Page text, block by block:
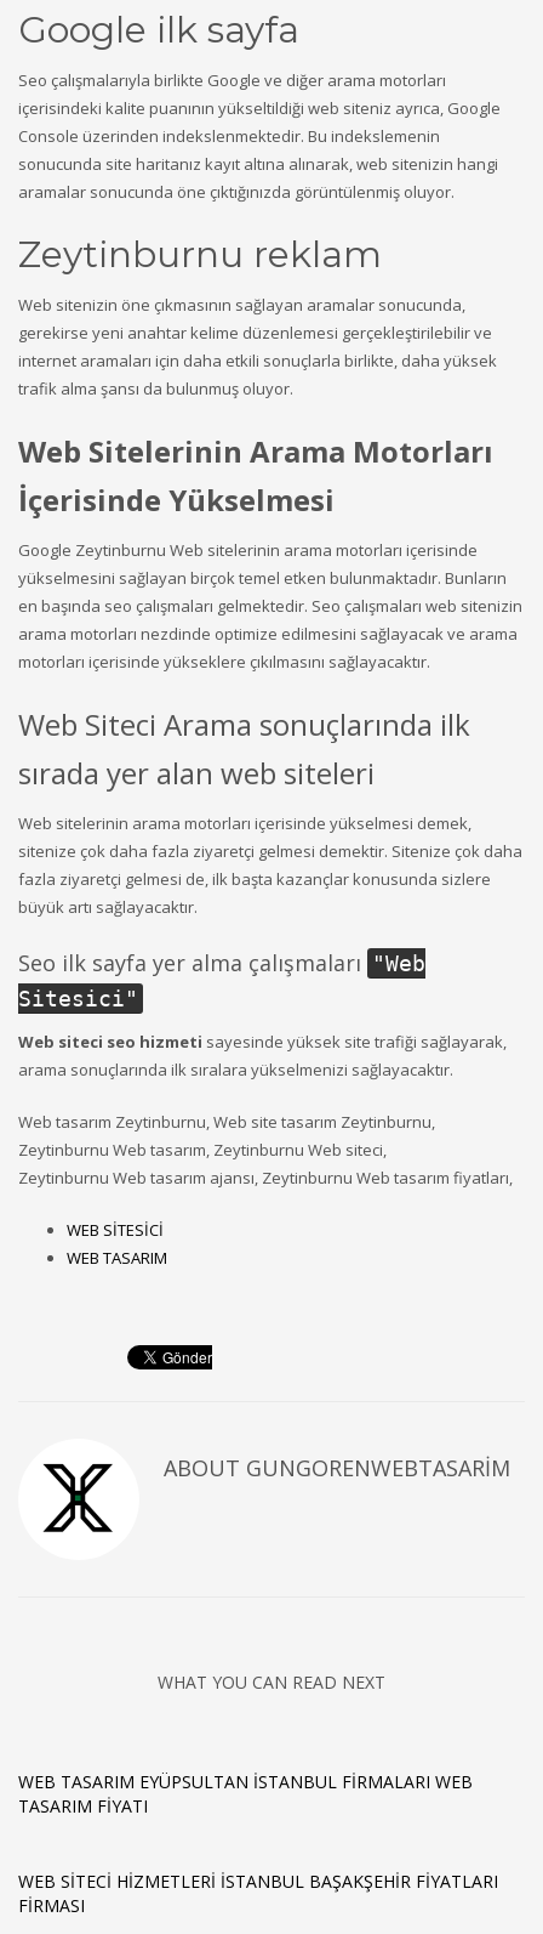
Google ilk sayfa
Seo çalışmalarıyla birlikte Google ve diğer arama motorları
içerisindeki kalite puanının yükseltildiği web siteniz ayrıca, Google
Console üzerinden indekslenmektedir. Bu indekslemenin
sonucunda site haritanız kayıt altına alınarak, web sitenizin hangi
aramalar sonucunda öne çıktığınızda görüntülenmiş oluyor.
Zeytinburnu reklam
Web sitenizin öne çıkmasının sağlayan aramalar sonucunda,
gerekirse yeni anahtar kelime düzenlemesi gerçekleştirilebilir ve
internet aramaları için daha etkili sonuçlarla birlikte, daha yüksek
trafik alma şansı da bulunmuş oluyor.
Web Sitelerinin Arama Motorları
İçerisinde Yükselmesi
Google Zeytinburnu Web sitelerinin arama motorları içerisinde
yükselmesini sağlayan birçok temel etken bulunmaktadır. Bunların
en başında seo çalışmaları gelmektedir. Seo çalışmaları web sitenizin
arama motorları nezdinde optimize edilmesini sağlayacak ve arama
motorları içerisinde yükseklere çıkılmasını sağlayacaktır.
Web Siteci Arama sonuçlarında ilk
sırada yer alan web siteleri
Web sitelerinin arama motorları içerisinde yükselmesi demek,
sitenize çok daha fazla ziyaretçi gelmesi demektir. Sitenize çok daha
fazla ziyaretçi gelmesi de, ilk başta kazançlar konusunda sizlere
büyük artı sağlayacaktır.
Seo ilk sayfa yer alma çalışmaları "Web
Sitesici"
Web siteci seo hizmeti sayesinde yüksek site trafiği sağlayarak,
arama sonuçlarında ilk sıralara yükselmenizi sağlayacaktır.
Web tasarım Zeytinburnu, Web site tasarım Zeytinburnu,
Zeytinburnu Web tasarım, Zeytinburnu Web siteci,
Zeytinburnu Web tasarım ajansı, Zeytinburnu Web tasarım fiyatları,
WEB SİTESİCİ
WEB TASARIM
ABOUT GUNGORENWEBTASARIM
WHAT YOU CAN READ NEXT
WEB TASARIM EYÜPSULTAN ISTANBUL FIRMALARI WEB
TASARIM FIYATI
WEB SITECI HIZMETLERI İSTANBUL BAŞAKŞEHIR FIYATLARI
FIRMASI